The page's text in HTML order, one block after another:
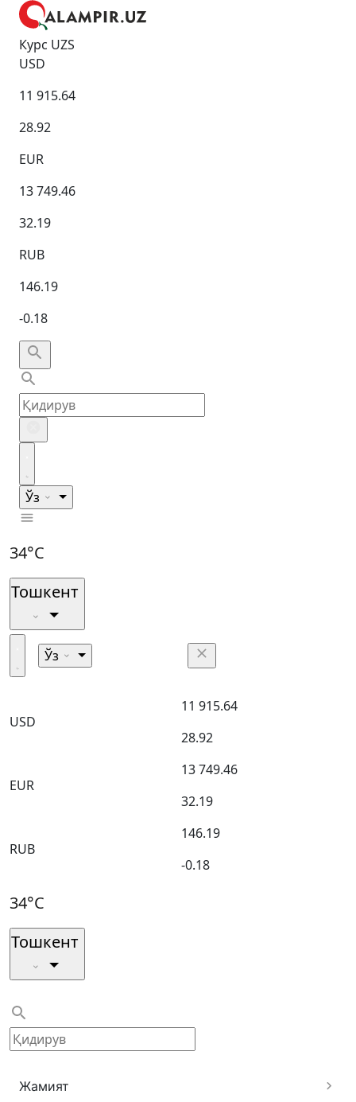
Курс UZS
USD
11 915.64
28.92
EUR
13 749.46
32.19
RUB
146.19
-0.18
Ўз
34°C
Тошкент
Ўз
USD
11 915.64
28.92
EUR
13 749.46
32.19
RUB
146.19
-0.18
34°C
Тошкент
Жамият